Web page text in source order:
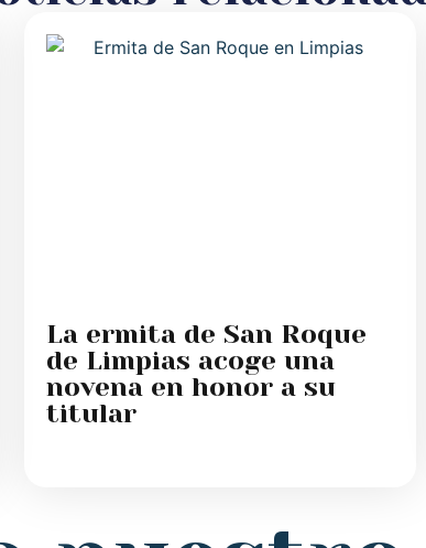
La ermita de San Roque
de Limpias acoge una
novena en honor a su
titular